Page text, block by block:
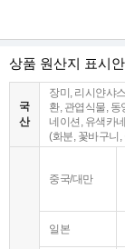
상품 원산지 표시
국
산
장미, 리시얀샤
환, 관엽식물, 동
네이션, 유색카
(화분, 꽃바구니,
중국/대만
일본